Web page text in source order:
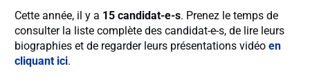
Cette année, il y a 15 candidat-e-s. Prenez le temps de
consulter la liste complète des candidat-e-s, de lire leurs
biographies et de regarder leurs présentations vidéoen
cliquant ici.